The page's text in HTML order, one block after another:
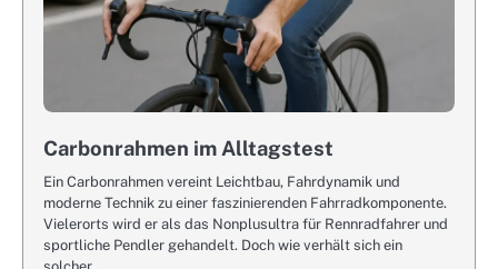
Carbonrahmen im Alltagstest
Ein Carbonrahmen vereint Leichtbau, Fahrdynamik und
moderne Technik zu einer faszinierenden Fahrradkomponente.
Vielerorts wird er als das Nonplusultra für Rennradfahrer und
sportliche Pendler gehandelt. Doch wie verhält sich ein